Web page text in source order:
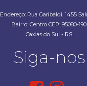
Endereço: Rua Garibaldi, 1455
Bairro: Centro CEP: 95080-190
Caxias do Sul - RS
Siga-nos